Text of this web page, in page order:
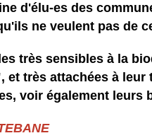
d'élu-es des
ne veulent pas de
très sensibles à la
et très attachées à
voir également leurs